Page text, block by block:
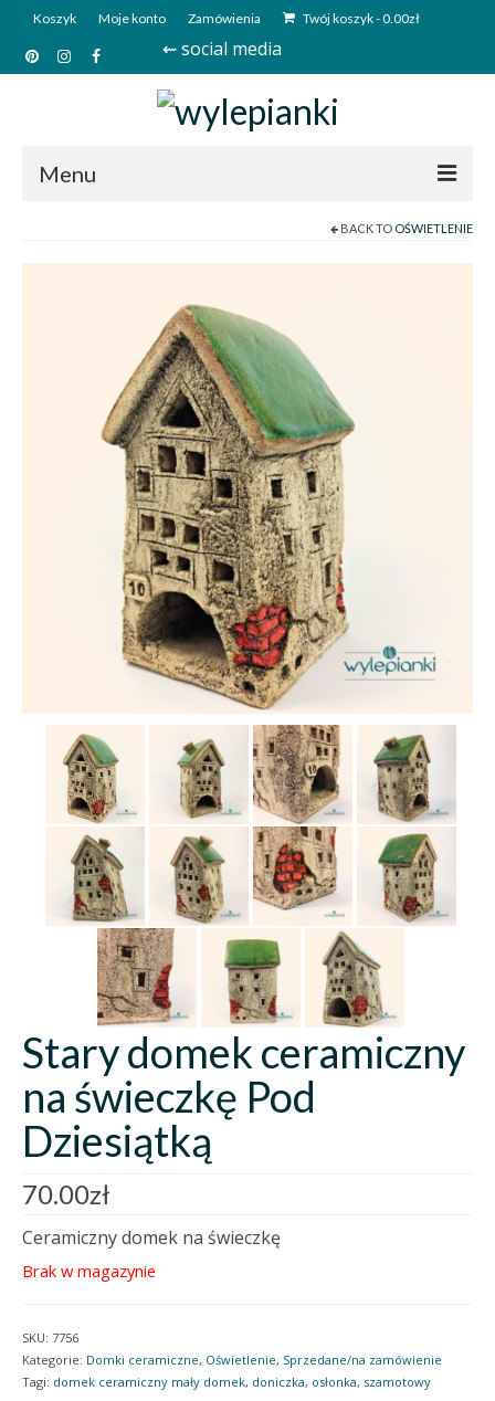
Koszyk Moje konto Zamówienia Twój koszyk-0.00zł
⇜ social media
Menu
Deutsch
BACK TO OŚWIETLENIE
Stary domek ceramiczny
na świeczkę Pod
Dziesiątką
70.00zł
Ceramiczny domek na świeczkę
Brak w magazynie
SKU: 7756
Kategorie: Domki ceramiczne, Oświetlenie, Sprzedane/na zamówienie
Tagi: domek ceramiczny mały domek, doniczka, osłonka, szamotowy